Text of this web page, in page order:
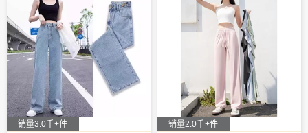
销量3.0千+件
销量2.0千+件